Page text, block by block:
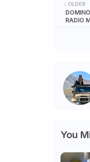
OLDER
RADIO
You